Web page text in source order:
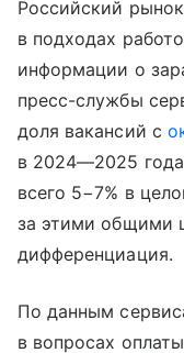
Российский
в подходах
информации о
пресс-службы
доля вакансий с
в 2024—2025
всего 5−7% в
за этими общими
дифференциация.
По данным
в вопросах